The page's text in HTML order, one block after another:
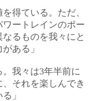
得ている。ただ、
ートレインのポー
るものを我々にと
ある」
。我々は3年半前に
それを楽しんでき
」